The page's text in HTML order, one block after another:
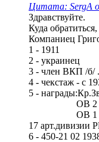
Цитата: SergA
Здравствуйте.
Куда
Компаниец
1 - 1911
2 - украинец
3 - член ВКП /б/
4 - чекстаж - с
5 -
ОВ 2 - 11
ОВ 1 - 19
17 арт.дивизии
6 - 450-21 02